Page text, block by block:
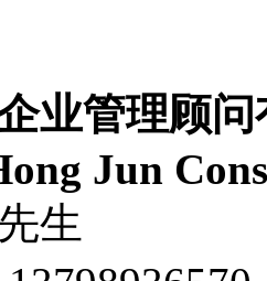
业管理顾
Jun
生